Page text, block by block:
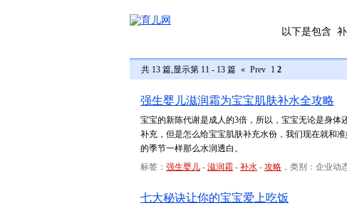
以下是包含
共 13 篇,显示第 11 - 13 篇 « Prev 1 2
强生婴儿滋润霜为宝宝肌肤补水全攻略
宝宝的新陈代谢是成人的3倍，所以，宝宝无论是身
补充，但是怎么给宝宝肌肤补充水份，我们现在就和
的季节一样那么水润透白。
标签： 强生婴儿 - 滋润霜 - 补水 - 攻略 ，类别：企业动
七大秘诀让你的宝宝爱上吃饭